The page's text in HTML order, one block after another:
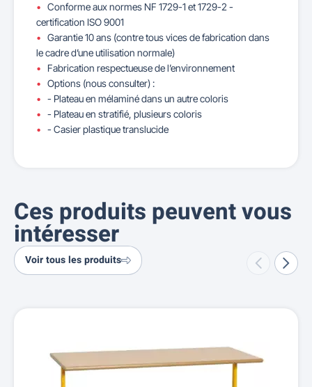
Conforme aux normes NF 1729-1 et 1729-2 -
certification ISO 9001
Garantie 10 ans (contre tous vices de fabrication dans
le cadre d’une utilisation normale)
Fabrication respectueuse de l’environnement
Options (nous consulter) :
- Plateau en mélaminé dans un autre coloris
- Plateau en stratifié, plusieurs coloris
- Casier plastique translucide
Ces produits peuvent vous
intéresser
Voir tous les produits